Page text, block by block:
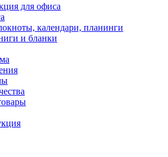
для офиса
календари, планинги
и бланки